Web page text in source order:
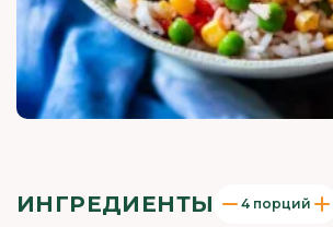
ИНГРЕДИЕНТЫ 4 порций